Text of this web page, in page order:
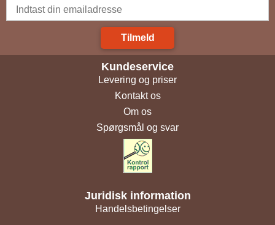
Tilmeld
Kundeservice
Levering og priser
Kontakt os
Om os
Spørgsmål og svar
Juridisk information
Handelsbetingelser